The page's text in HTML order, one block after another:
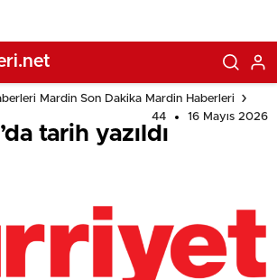
Mardin Son Dakika Mardin Haberleri
44
16 Mayıs 2026
tarih yazıldı